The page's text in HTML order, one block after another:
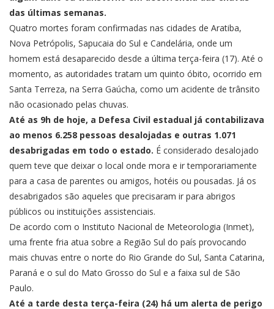
das últimas semanas.
Quatro mortes foram confirmadas nas cidades de Aratiba,
Nova Petrópolis, Sapucaia do Sul e Candelária, onde um
homem está desaparecido desde a última terça-feira (17). Até o
momento, as autoridades tratam um quinto óbito, ocorrido em
Santa Terreza, na Serra Gaúcha, como um acidente de trânsito
não ocasionado pelas chuvas.
Até as 9h de hoje, a Defesa Civil estadual já contabilizava
ao menos 6.258 pessoas desalojadas e outras 1.071
desabrigadas em todo o estado. É considerado desalojado
quem teve que deixar o local onde mora e ir temporariamente
para a casa de parentes ou amigos, hotéis ou pousadas. Já os
desabrigados são aqueles que precisaram ir para abrigos
públicos ou instituições assistenciais.
De acordo com o Instituto Nacional de Meteorologia (Inmet),
uma frente fria atua sobre a Região Sul do país provocando
mais chuvas entre o norte do Rio Grande do Sul, Santa Catarina,
Paraná e o sul do Mato Grosso do Sul e a faixa sul de São
Paulo.
Até a tarde desta terça-feira (24) há um alerta de perigo